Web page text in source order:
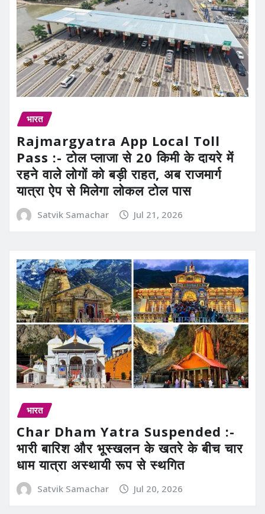
भारत
Rajmargyatra App Local Toll
Pass :- टोल प्लाजा से 20 किमी के दायरे में
रहने वाले लोगों को बड़ी राहत, अब राजमार्ग
यात्रा ऐप से मिलेगा लोकल टोल पास
Satvik Samachar Jul 21, 2026
भारत
Char Dham Yatra Suspended :-
भारी बारिश और भूस्खलन के खतरे के बीच चार
धाम यात्रा अस्थायी रूप से स्थगित
Satvik Samachar Jul 20, 2026